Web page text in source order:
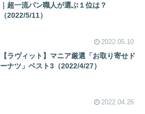
｜超一流パン職人が選ぶ１位は？
（2022/5/11）
2022.05.10
【ラヴィット】マニア厳選「お取り寄せド
ーナツ」ベスト3（2022/4/27）
2022.04.26